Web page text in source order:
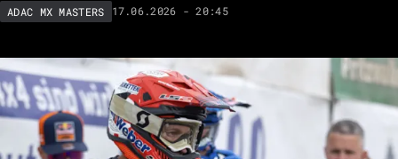
ADAC MX MASTERS 17.06.2026 - 20:45